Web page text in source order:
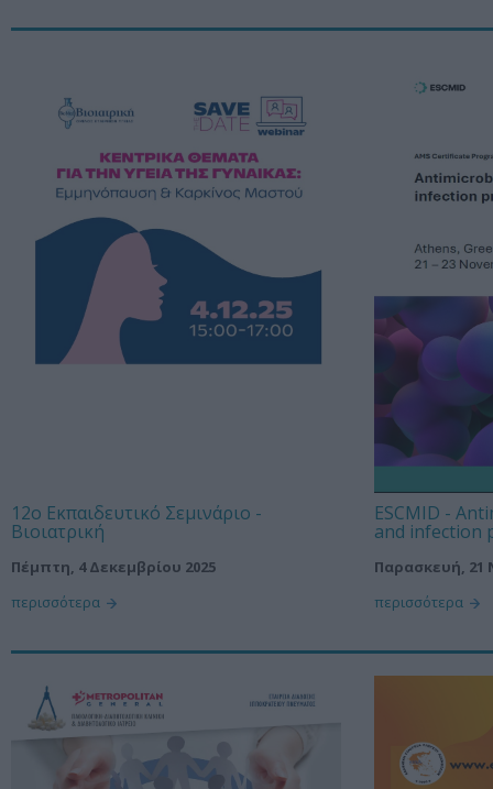
12o Εκπαιδευτικό Σεμινάριο -
Βιοιατρική
Πέμπτη, 4 Δεκεμβρίου 2025
περισσότερα
ESCMID -
and infection
Παρασκευή, 21
περισσότερα